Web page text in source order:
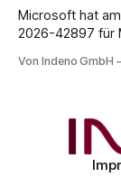
Microsoft hat
2026-42897 für
Von Indeno GmbH